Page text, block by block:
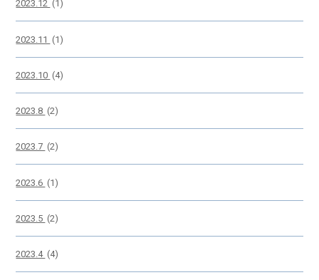
2023.12 (1)
2023.11 (1)
2023.10 (4)
2023.8 (2)
2023.7 (2)
2023.6 (1)
2023.5 (2)
2023.4 (4)